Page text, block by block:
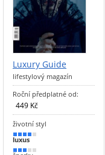
Luxury Guide
lifestylový magazín
Roční předplatné od:
449 Kč
životní styl
80 %
luxus
60 %